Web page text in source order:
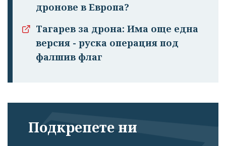
дронове в Европа?
Тагарев за дрона: Има още една
версия - руска операция под
фалшив флаг
Подкрепете ни